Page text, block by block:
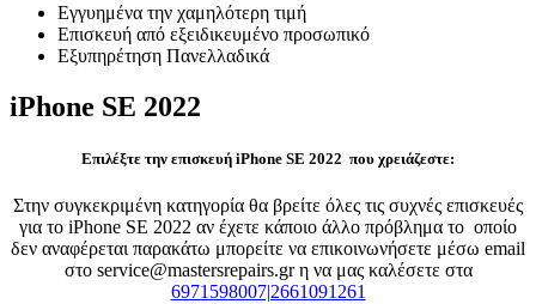
Εγγυημένα την χαμηλότερη τιμή
Επισκευή από εξειδικευμένο προσωπικό
Εξυπηρέτηση Πανελλαδικά
iPhone SE 2022
Επιλέξτε την επισκευή iPhone SE 2022 που χρειάζεστε:
Στην συγκεκριμένη κατηγορία θα βρείτε όλες τις συχνές επισκευές
για το iPhone SE 2022 αν έχετε κάποιο άλλο πρόβλημα το οποίο
δεν αναφέρεται παρακάτω μπορείτε να επικοινωνήσετε μέσω email
στο service@mastersrepairs.gr η να μας καλέσετε στα
6971598007|2661091261